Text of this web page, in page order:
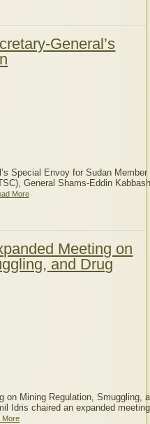
General’s
Special Envoy for Sudan Member
General Shams-Eddin
More
Meeting on
and Drug
on Mining Regulation, Smuggling,
Idris chaired an expanded
More